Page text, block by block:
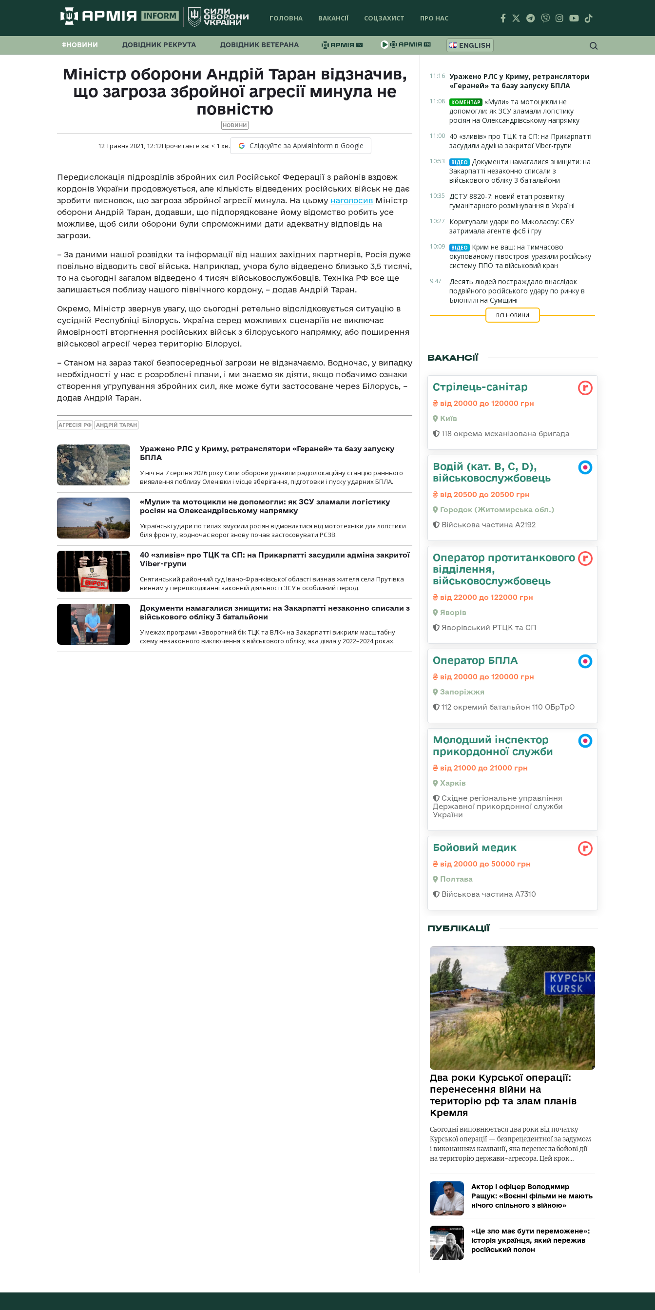
ГОЛОВНА ВАКАНСІЇ СОЦЗАХИСТ ПРО НАС
#НОВИНИ ДОВІДНИК РЕКРУТА ДОВІДНИК ВЕТЕРАНА ENGLISH
Міністр оборони Андрій Таран відзначив,
що загроза збройної агресії минула не
повністю
НОВИНИ
12 Травня 2021, 12:12Прочитаєте за: < 1 хв. Слідкуйте за АрміяInform в Google
Передислокація підрозділів збройних сил Російської Федерації з районів вздовж
кордонів України продовжується, але кількість відведених російських військ не дає
зробити висновок, що загроза збройної агресії минула. На цьому наголосив Міністр
оборони Андрій Таран, додавши, що підпорядковане йому відомство робить усе
можливе, щоб сили оборони були спроможними дати адекватну відповідь на
загрози.
– За даними нашої розвідки та інформації від наших західних партнерів, Росія дуже
повільно відводить свої війська. Наприклад, учора було відведено близько 3,5 тисячі,
то на сьогодні загалом відведено 4 тисяч військовослужбовців. Техніка РФ все ще
залишається поблизу нашого північного кордону, – додав Андрій Таран.
Окремо, Міністр звернув увагу, що сьогодні ретельно відслідковується ситуацію в
сусідній Республіці Білорусь. Україна серед можливих сценаріїв не виключає
ймовірності вторгнення російських військ з білоруського напрямку, або поширення
військової агресії через територію Білорусі.
– Станом на зараз такої безпосередньої загрози не відзначаємо. Водночас, у випадку
необхідності у нас є розроблені плани, і ми знаємо як діяти, якщо побачимо ознаки
створення угрупування збройних сил, яке може бути застосоване через Білорусь, –
додав Андрій Таран.
АГРЕСІЯ РФ АНДРІЙ ТАРАН
Уражено РЛС у Криму, ретранслятори «Гераней» та базу запуску
БПЛА
У ніч на 7 серпня 2026 року Сили оборони уразили радіолокаційну станцію раннього
виявлення поблизу Оленівки і місце зберігання, підготовки і пуску ударних БПЛА.
«Мули» та мотоцикли не допомогли: як ЗСУ зламали логістику
росіян на Олександрівському напрямку
Українські удари по тилах змусили росіян відмовлятися від мототехніки для логістики
біля фронту, водночас ворог знову почав застосовувати РСЗВ.
40 «зливів» про ТЦК та СП: на Прикарпатті засудили адміна закритої
Viber-групи
Снятинський районний суд Івано-Франківської області визнав жителя села Прутівка
винним у перешкоджанні законній діяльності ЗСУ в особливий період.
Документи намагалися знищити: на Закарпатті незаконно списали з
військового обліку 3 батальйони
У межах програми «Зворотний бік ТЦК та ВЛК» на Закарпатті викрили масштабну
схему незаконного виключення з військового обліку, яка діяла у 2022–2024 роках.
11:16 Уражено РЛС у Криму, ретранслятори
«Гераней» та базу запуску БПЛА
11:08 КОМЕНТАР
«Мули» та мотоцикли не
допомогли: як ЗСУ зламали логістику
росіян на Олександрівському напрямку
11:00 40 «зливів» про ТЦК та СП: на Прикарпатті
засудили адміна закритої Viber-групи
10:53 ВІДЕО
Документи намагалися знищити: на
Закарпатті незаконно списали з
військового обліку 3 батальйони
10:35 ДСТУ 8820-7: новий етап розвитку
гуманітарного розмінування в Україні
10:27
Коригували удари по Миколаєву: СБУ
затримала агентів фсб і гру
10:09 ВІДЕО
Крим не ваш: на тимчасово
окупованому півострові уразили російську
систему ППО та військовий кран
9:47
Десять людей постраждало внаслідок
подвійного російського удару по ринку в
Білопіллі на Сумщині
ВСІ НОВИНИ
ВАКАНСІЇ
Стрілець-санітар
від 20000 до 120000 грн
Київ
118 окрема механізована бригада
Водій (кат. B, C, D),
військовослужбовець
від 20500 до 20500 грн
Городок (Житомирська обл.)
Військова частина А2192
Оператор протитанкового
відділення,
військовослужбовець
від 22000 до 122000 грн
Яворів
Яворівський РТЦК та СП
Оператор БПЛА
від 20000 до 120000 грн
Запоріжжя
112 окремий батальйон 110 ОБрТрО
Молодший інспектор
прикордонної служби
від 21000 до 21000 грн
Харків
Східне регіональне управління
Державної прикордонної служби
України
Бойовий медик
від 20000 до 50000 грн
Полтава
Військова частина А7310
ПУБЛІКАЦІЇ
Два роки Курської операції:
перенесення війни на
територію рф та злам планів
Кремля
Сьогодні виповнюється два роки від початку
Курської операції — безпрецедентної за задумом
і виконанням кампанії, яка перенесла бойові дії
на територію держави-агресора. Цей крок…
Актор і офіцер Володимир
Ращук: «Воєнні фільми не мають
нічого спільного з війною»
«Це зло має бути переможене»:
історія українця, який пережив
російський полон